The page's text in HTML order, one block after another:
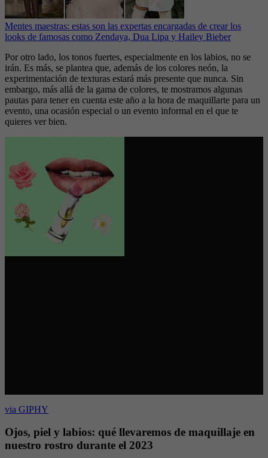
Mentes maestras: estas son las expertas encargadas de crear los
looks de famosas como Zendaya, Dua Lipa y Hailey Bieber
Por otro lado, los tonos fuertes, especialmente en los labios, no se
irán. Es más, se plantea que, además de los colores neón, la
experimentación de texturas estará más presente que nunca. Sin
embargo, más allá de la gama de colores, te mostramos algunas
pautas para tener en cuenta este año a la hora de maquillarte para un
evento, una ocasión especial o un evento informal en el que te
quieres ver bien.
via GIPHY
Ojos, piel y labios: qué llevaremos de maquillaje en
nuestro rostro durante el 2023